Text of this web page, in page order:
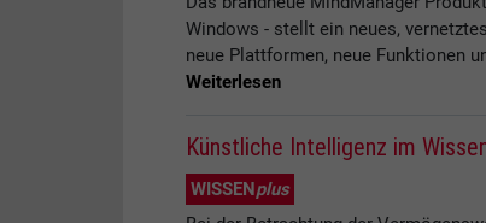
Windows - stellt ein neues,
neue Plattformen, neue Funktionen
Weiterlesen
Künstliche Intelligenz im
WISSEN plus